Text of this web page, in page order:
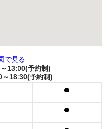
で見る
13:00(予約制)
18:30(予約制)